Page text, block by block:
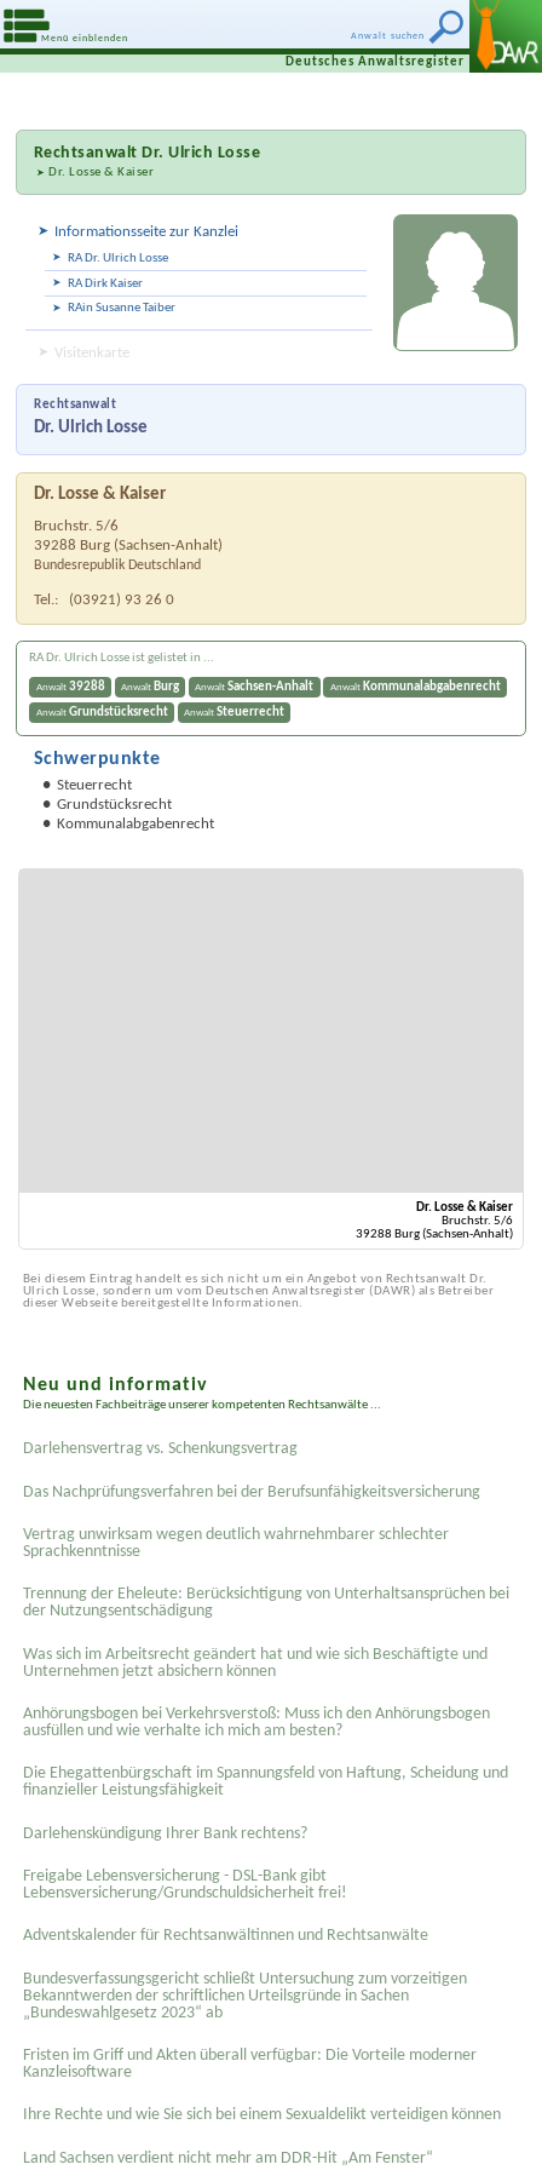
Anwalt suchen
Menü einblenden
Deutsches Anwaltsregister
RechtsanwaltDr. Ulrich Losse
Dr. Losse & Kaiser
Informationsseite zur Kanzlei
RA Dr. Ulrich Losse
RA Dirk Kaiser
RAin Susanne Taiber
Visitenkarte
Rechtsanwalt
Dr. Ulrich Losse
Dr. Losse & Kaiser
Bruchstr. 5/6
39288 Burg (Sachsen-Anhalt)
Bundesrepublik Deutschland
Tel.: (03921) 93 26 0
RA Dr. Ulrich Losse ist gelistet in ...
Anwalt 39288 Anwalt Burg AnwaltSachsen-Anhalt Anwalt Kommunalabgabenrecht
Anwalt Grundstücksrecht Anwalt Steuerrecht
Schwerpunkte
Steuerrecht
Grundstücksrecht
Kommunalabgabenrecht
Dr. Losse & Kaiser
Bruchstr. 5/6
39288 Burg (Sachsen-Anhalt)
Bei diesem Eintrag handelt es sich nicht um ein Angebot von Rechtsanwalt Dr.
Ulrich Losse, sondern um vom Deutschen Anwaltsregister (DAWR) als Betreiber
dieser Webseite bereitgestellte Informationen.
Neu und informativ
Die neuesten Fachbeiträge unserer kompetenten Rechtsanwälte ...
Darlehensvertrag vs. Schenkungsvertrag
Das Nachprüfungsverfahren bei der Berufsunfähigkeitsversicherung
Vertrag unwirksam wegen deutlich wahrnehmbarer schlechter
Sprachkenntnisse
Trennung der Eheleute: Berücksichtigung von Unterhaltsansprüchen bei
der Nutzungsentschädigung
Was sich im Arbeitsrecht geändert hat und wie sich Beschäftigte und
Unternehmen jetzt absichern können
Anhörungsbogen bei Verkehrsverstoß: Muss ich den Anhörungsbogen
ausfüllen und wie verhalte ich mich am besten?
Die Ehegattenbürgschaft im Spannungsfeld von Haftung, Scheidung und
finanzieller Leistungsfähigkeit
Darlehenskündigung Ihrer Bank rechtens?
Freigabe Lebensversicherung - DSL-Bank gibt
Lebensversicherung/Grundschuldsicherheit frei!
Adventskalender für Rechtsanwältinnen und Rechtsanwälte
Bundesverfassungsgericht schließt Untersuchung zum vorzeitigen
Bekanntwerden der schriftlichen Urteilsgründe in Sachen
„Bundeswahlgesetz 2023“ ab
Fristen im Griff und Akten überall verfügbar: Die Vorteile moderner
Kanzleisoftware
Ihre Rechte und wie Sie sich bei einem Sexual­delikt verteidigen können
Land Sachsen verdient nicht mehr am DDR-Hit „Am Fenster“